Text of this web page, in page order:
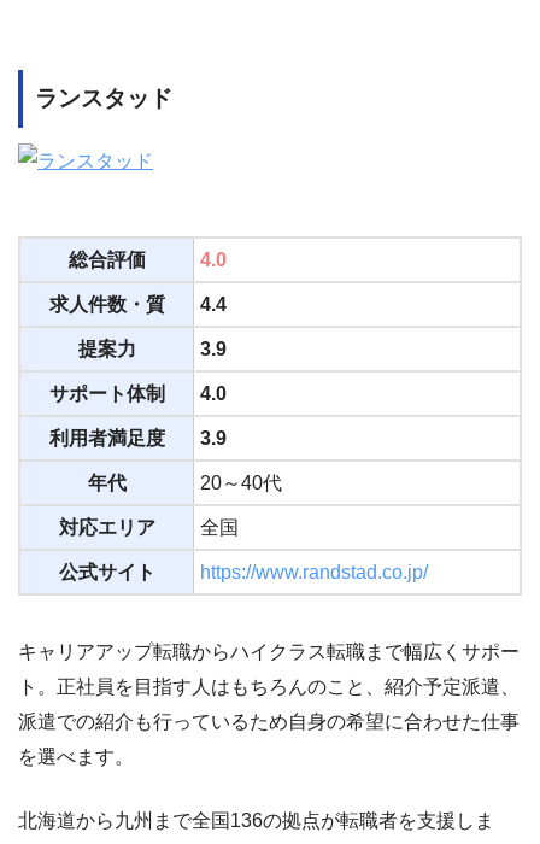
ランスタッド
総合評価 4.0
求人件数・質 4.4
提案力 3.9
サポート体制 4.0
利用者満足度 3.9
年代 20～40代
対応エリア 全国
公式サイト https://www.randstad.co.jp/
キャリアアップ転職からハイクラス転職まで幅広くサポー
ト。正社員を目指す人はもちろんのこと、紹介予定派遣、
派遣での紹介も行っているため自身の希望に合わせた仕事
を選べます。
北海道から九州まで全国136の拠点が転職者を支援しま